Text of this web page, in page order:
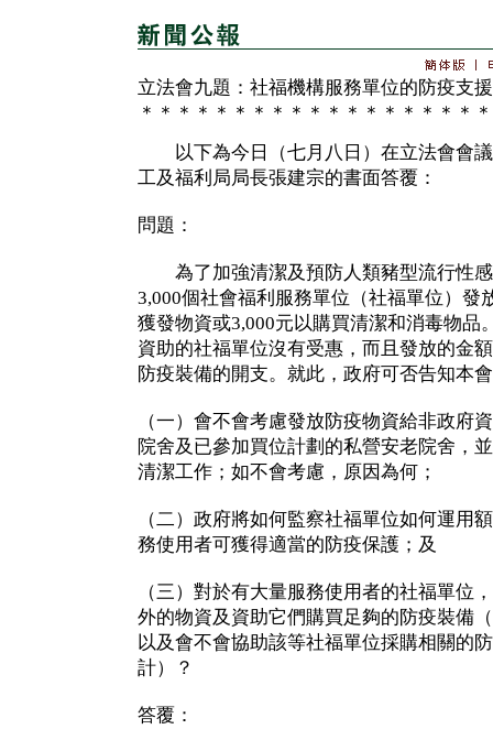
立法會九題：社福機構服務單位的防疫支援
＊＊＊＊＊＊＊＊＊＊＊＊＊＊＊＊＊＊＊
以下為今日（七月八日）在立法會會議
工及福利局局長張建宗的書面答覆：
問題：
為了加強清潔及預防人類豬型流行性感
3,000個社會福利服務單位（社福單位）發
獲發物資或3,000元以購買清潔和消毒物品
資助的社福單位沒有受惠，而且發放的金
防疫裝備的開支。就此，政府可否告知本
（一）會不會考慮發放防疫物資給非政府
院舍及已參加買位計劃的私營安老院舍，
清潔工作；如不會考慮，原因為何；
（二）政府將如何監察社福單位如何運用
務使用者可獲得適當的防疫保護；及
（三）對於有大量服務使用者的社福單位
外的物資及資助它們購買足夠的防疫裝備
以及會不會協助該等社福單位採購相關的
計）？
答覆：